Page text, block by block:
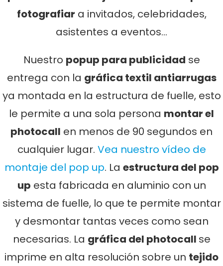
fotografiar a invitados, celebridades,
asistentes a eventos…
Nuestro popup para publicidad se
entrega con la gráfica textil antiarrugas
ya montada en la estructura de fuelle, esto
le permite a una sola persona montar el
photocall en menos de 90 segundos en
cualquier lugar. Vea nuestro vídeo de
montaje del pop up. La estructura del pop
up esta fabricada en aluminio con un
sistema de fuelle, lo que te permite montar
y desmontar tantas veces como sean
necesarias. La gráfica del photocall se
imprime en alta resolución sobre un tejido